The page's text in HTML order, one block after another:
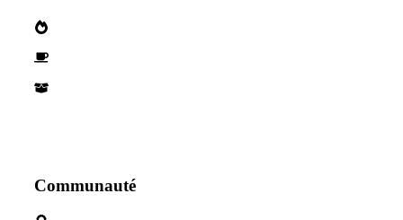
Communauté